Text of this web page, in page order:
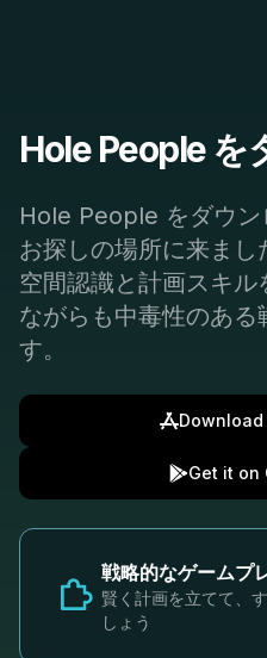
Hole People を
Hole People をダウン
お探しの場所に来まし
空間認識と計画スキ
ながらも中毒性のあ
す。
Download
Get it on
戦略的なゲームプ
賢く計画を立てて、
しょう